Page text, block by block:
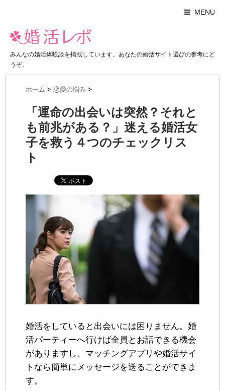
MENU
みんなの婚活体験談を掲載しています。あなたの婚活サイト選びの参考にど
うぞ。
ホーム > 恋愛の悩み >
「運命の出会いは突然？それと
も前兆がある？」迷える婚活女
子を救う４つのチェックリス
ト
婚活をしていると出会いには困りません。婚
活パーティーへ行けば全員とお話できる機会
がありますし、マッチングアプリや婚活サイ
トなら簡単にメッセージを送ることができま
す。